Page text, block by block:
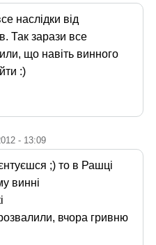
наслідки від
Так зарази все
що навіть винного
:)
- 13:09
;) то в Рашці
винні
вчора гривню